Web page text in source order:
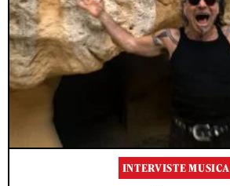
INTERVISTE MUSICA